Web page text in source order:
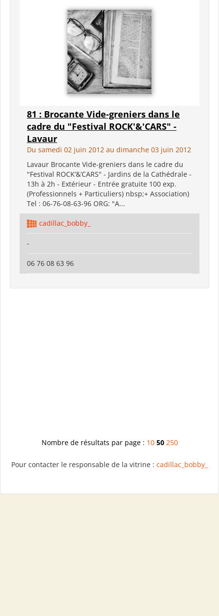
81 : Brocante Vide-greniers dans le
cadre du "Festival ROCK'&'CARS" -
Lavaur
Du samedi 02 juin 2012 au dimanche 03 juin 2012
Lavaur Brocante Vide-greniers dans le cadre du
"Festival ROCK’&’CARS" - Jardins de la Cathédrale -
13h à 2h - Extérieur - Entrée gratuite 100 exp.
(Professionnels + Particuliers) nbsp;+ Association)
Tel : 06-76-08-63-96 ORG: "A...
cadillac_bobby_
-
06 76 08 63 96
Nombre de résultats par page : 10 50 250
Pour contacter le responsable de la vitrine : cadillac_bobby_